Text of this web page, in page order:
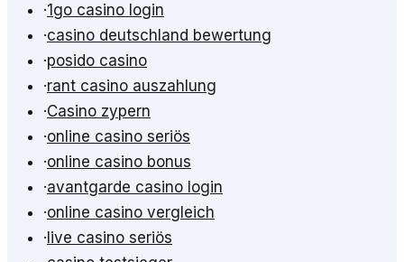
·1go casino login
·casino deutschland bewertung
·posido casino
·rant casino auszahlung
·Casino zypern
·online casino seriös
·online casino bonus
·avantgarde casino login
·online casino vergleich
· live casino seriös